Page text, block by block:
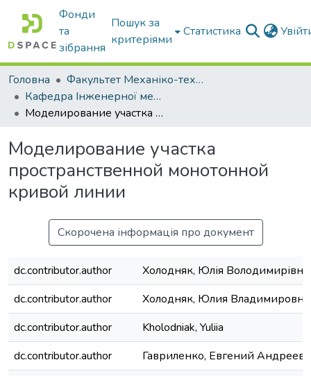
Фонди
та
зібрання
Пошук за
критеріями
Статистика
Головна
Факультет Механіко-технологічний
Кафедра Інженерної механіки та комп'ютерного проектування
Моделирование участка пространственной монотонной кривой линии
Моделирование участка
пространственной монотонной
кривой линии
Скорочена інформація про документ
dc.contributor.author
Холодняк, Юлія Володимирівна
dc.contributor.author
Холодняк, Юлия Владимировна
dc.contributor.author
Kholodniak, Yuliia
dc.contributor.author
Гавриленко, Евгений